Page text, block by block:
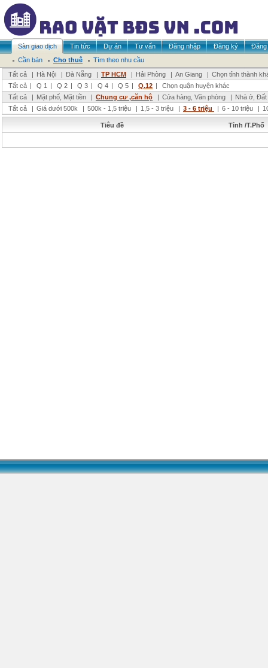
Sàn giao dịch Tin tức Dự án Tư vấn Đăng nhập Đăng ký
Đăng
Cần bán
Cho thuê
Tìm theo nhu cầu
Tất cả
| Hà Nội | Đà Nẵng | TP HCM | Hải Phòng | An Giang | Chọn tỉnh thành
Tất cả | Q 1 | Q 2 | Q 3 | Q 4 | Q 5 | Q.12 |
Chọn quận huyện khác
Tất cả
| Mặt phố, Mặt tiền | Chung cư ,căn hộ | Cửa hàng, Văn phòng | Nhà ở,
Tất cả
| Giá dưới 500k | 500k - 1,5 triệu | 1,5 - 3 triệu | 3 - 6 triệu | 6 - 10 triệu |
Tiêu đề Tỉnh /T.Phố